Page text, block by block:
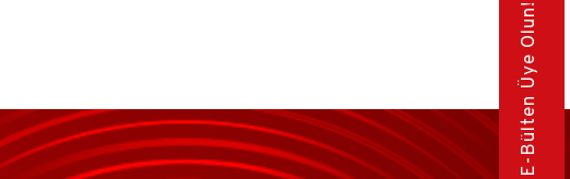
E-Bülten Üye Olun!